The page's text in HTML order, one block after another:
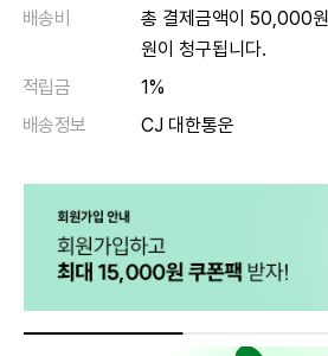
배송비
총 결제금액이 50,000
원이 청구됩니다.
적립금
1%
배송정보
CJ 대한통운